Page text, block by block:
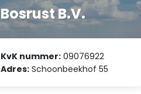
Bosrust B.V.
KvK nummer: 09076922
Adres: Schoonbeekhof 55